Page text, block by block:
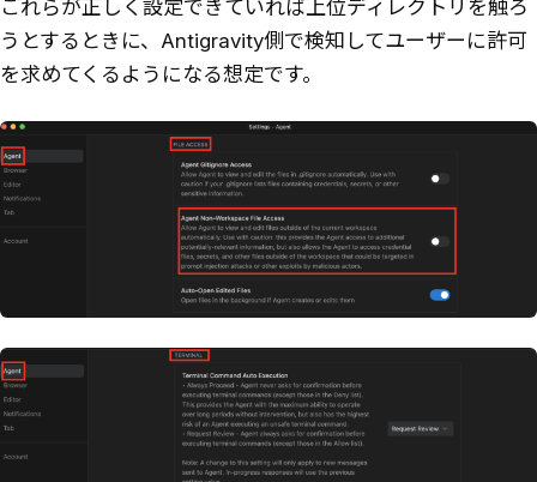
これらが正しく設定できていれば上位ディレクトリを触ろ
うとするときに、Antigravity側で検知してユーザーに許可
を求めてくるようになる想定です。